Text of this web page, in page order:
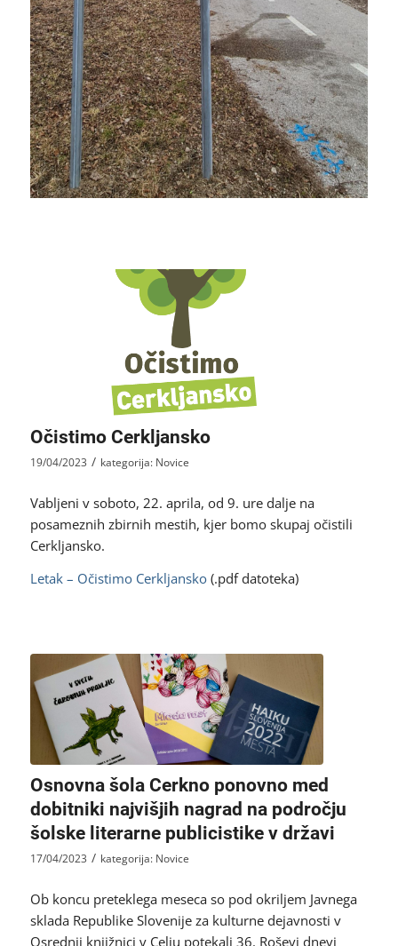
Očistimo Cerkljansko
19/04/2023 / kategorija: Novice
Vabljeni v soboto, 22. aprila, od 9. ure dalje na
posameznih zbirnih mestih, kjer bomo skupaj očistili
Cerkljansko.
Letak – Očistimo Cerkljansko(.pdf datoteka)
Osnovna šola Cerkno ponovno med
dobitniki najvišjih nagrad na področju
šolske literarne publicistike v državi
17/04/2023 / kategorija: Novice
Ob koncu preteklega meseca so pod okriljem Javnega
sklada Republike Slovenije za kulturne dejavnosti v
Osrednji knjižnici v Celju potekali 36. Roševi dnevi